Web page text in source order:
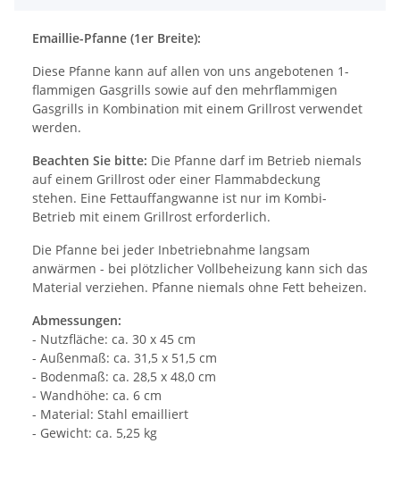
Emaillie-Pfanne (1er Breite):
Diese Pfanne kann auf allen von uns angebotenen 1-
flammigen Gasgrills sowie auf den mehrflammigen
Gasgrills in Kombination mit einem Grillrost verwendet
werden.
Beachten Sie bitte: Die Pfanne darf im Betrieb niemals
auf einem Grillrost oder einer Flammabdeckung
stehen. Eine Fettauffangwanne ist nur im Kombi-
Betrieb mit einem Grillrost erforderlich.
Die Pfanne bei jeder Inbetriebnahme langsam
anwärmen - bei plötzlicher Vollbeheizung kann sich das
Material verziehen. Pfanne niemals ohne Fett beheizen.
Abmessungen:
- Nutzfläche: ca. 30 x 45 cm
- Außenmaß: ca. 31,5 x 51,5 cm
- Bodenmaß: ca. 28,5 x 48,0 cm
- Wandhöhe: ca. 6 cm
- Material: Stahl emailliert
- Gewicht: ca. 5,25 kg